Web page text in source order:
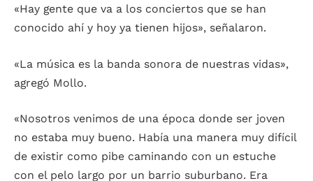
«Hay gente que va a los conciertos que se han
conocido ahí y hoy ya tienen hijos», señalaron.
«La música es la banda sonora de nuestras vidas»,
agregó Mollo.
«Nosotros venimos de una época donde ser joven
no estaba muy bueno. Había una manera muy difícil
de existir como pibe caminando con un estuche
con el pelo largo por un barrio suburbano. Era